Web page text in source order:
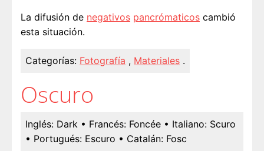
La difusión de negativos pancrómaticos cambió
esta situación.
Categorías: Fotografía , Materiales .
Oscuro
Inglés: Dark • Francés: Foncée • Italiano: Scuro
• Portugués: Escuro • Catalán: Fosc